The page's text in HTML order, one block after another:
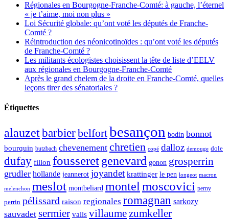
Régionales en Bourgogne-Franche-Comté: à gauche, l’éternel
« je t’aime, moi non plus »
Loi Sécurité globale: qu’ont voté les députés de Franche-
Comté ?
Réintroduction des néonicotinoïdes : qu’ont voté les députés
de Franche-Comté ?
Les militants écologistes choisissent la tête de liste d’EELV
aux régionales en Bourgogne-Franche-Comté
Après le grand chelem de la droite en Franche-Comté, quelles
leçons tirer des sénatoriales ?
Étiquettes
alauzetbarbierbelfortbesançon bodin bonnot
bourquin butzbach chevenement chretien copé dalloz demouge dole
dufay fillon fousseretgenevard gonon grosperrin
grudler hollande jeannerot joyandet krattinger le pen longeot macron
melenchon meslot montbeliard montel moscovici perny
perrin pélissard raison regionales romagnan sarkozy
sauvadet sermier valls villaume zumkeller